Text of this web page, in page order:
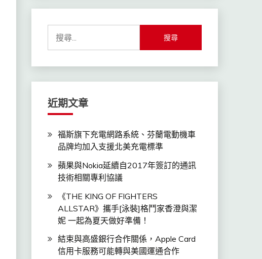
鍵
字:
近期文章
福斯旗下充電網路系統、芬蘭電動機車
品牌均加入支援北美充電標準
蘋果與Nokia延續自2017年簽訂的通訊
技術相關專利協議
《THE KING OF FIGHTERS
ALLSTAR》攜手[泳裝]格鬥家香澄與潔
妮 一起為夏天做好準備！
結束與高盛銀行合作關係，Apple Card
信用卡服務可能轉與美國運通合作